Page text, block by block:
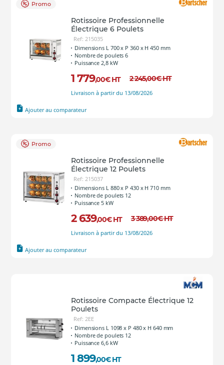
Promo
Rotissoire Professionnelle
Électrique 6 Poulets
Ref: 215035
Dimensions L 700 x P 360 x H 450 mm
Nombre de poulets 6
Puissance 2,8 kW
1 779,00€ HT 2 245,00€HT
Livraison à partir du 13/08/2026
Ajouter au comparateur
Promo
Rotissoire Professionnelle
Électrique 12 Poulets
Ref: 215037
Dimensions L 880 x P 430 x H 710 mm
Nombre de poulets 12
Puissance 5 kW
2 639,00€ HT 3 389,00€HT
Livraison à partir du 13/08/2026
Ajouter au comparateur
Rotissoire Compacte Électrique 12
Poulets
Ref: 2EE
Dimensions L 1098 x P 480 x H 640 mm
Nombre de poulets 12
Puissance 6,6 kW
1 899,00€ HT